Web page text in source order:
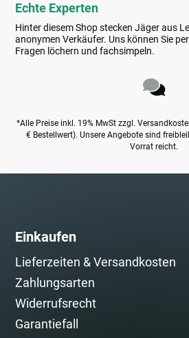
Echte Experten
Hinter diesem Shop stecken Jäger aus
anonymen Verkäufer. Uns können Sie
Fragen löchern und fachsimpeln.
*Alle Preise inkl. 19% MwSt zzgl.
€ Bestellwert). Unsere Angebote sind
Vorrat reicht.
Einkaufen
Lieferzeiten & Versandkosten
Zahlungsarten
Widerrufsrecht
Garantiefall